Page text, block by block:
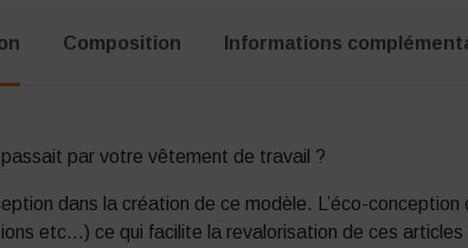
Composition Informations
par votre vêtement de travail ?
dans la création de ce modèle. L’éco-
etc…) ce qui facilite la revalorisation de ces articles